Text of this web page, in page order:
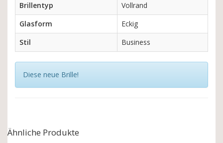
Brillentyp
Vollrand
Glasform
Eckig
Stil
Business
Diese neue Brille!
Ähnliche Produkte